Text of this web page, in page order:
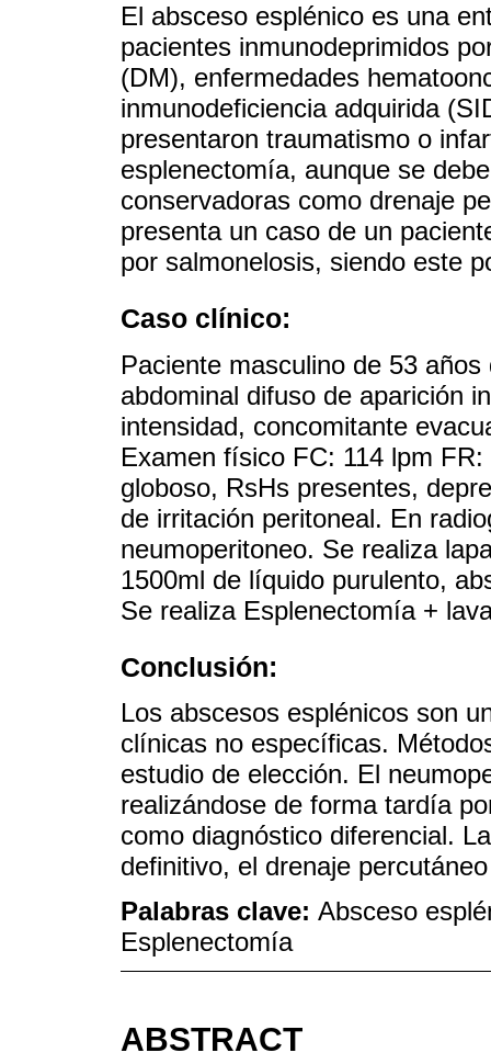
El absceso esplénico es una
pacientes inmunodeprimidos
(DM), enfermedades
inmunodeficiencia adquirida
presentaron traumatismo o
esplenectomía, aunque se
conservadoras como drenaje
presenta un caso de un
por salmonelosis, siendo este
Caso clínico:
Paciente masculino de 53
abdominal difuso de aparición
intensidad, concomitante
Examen físico FC: 114 lpm
globoso, RsHs presentes,
de irritación peritoneal. En
neumoperitoneo. Se realiza
1500ml de líquido purulento,
Se realiza Esplenectomía +
Conclusión:
Los abscesos esplénicos son
clínicas no específicas.
estudio de elección. El
realizándose de forma tardía
como diagnóstico diferencial.
definitivo, el drenaje
Palabras clave: Absceso
Esplenectomía
ABSTRACT